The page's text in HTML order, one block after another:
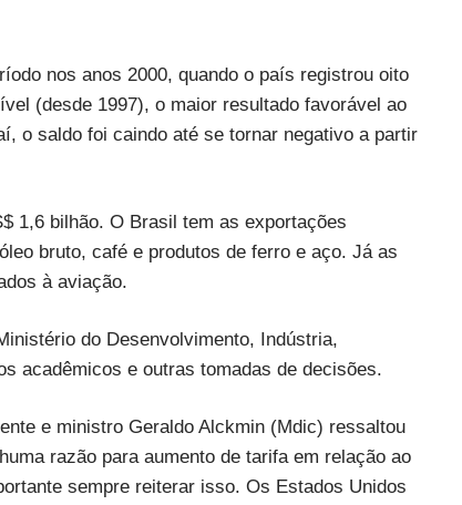
nos anos 2000, quando o país registrou oito
(desde 1997), o maior resultado favorável ao
o saldo foi caindo até se tornar negativo a partir
1,6 bilhão. O Brasil tem as exportações
bruto, café e produtos de ferro e aço. Já as
à aviação.
do Desenvolvimento, Indústria,
acadêmicos e outras tomadas de decisões.
e ministro Geraldo Alckmin (Mdic) ressaltou
razão para aumento de tarifa em relação ao
sempre reiterar isso. Os Estados Unidos